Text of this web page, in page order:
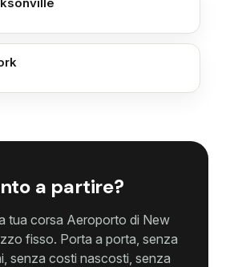
a partire?
tua corsa Aeroporto di New
fisso. Porta a porta, senza
senza costi nascosti, senza